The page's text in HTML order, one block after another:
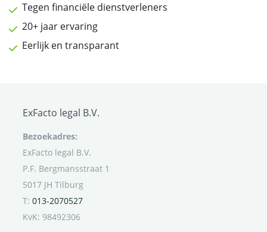
Tegen financiële dienstverleners
20+ jaar ervaring
Eerlijk en transparant
ExFacto legal B.V.
Bezoekadres:
ExFacto legal B.V.
P.F. Bergmansstraat 1
5017 JH Tilburg
T: 013-2070527
KvK: 98492306